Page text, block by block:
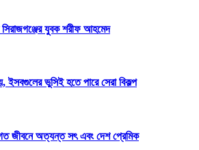
যুবক শরীফ আহমেদ
ইসবগুলের ভুসিই হতে পারে সেরা বিকল্প
জীবনে অত্যন্ত সৎ এবং দেশ প্রেমিক